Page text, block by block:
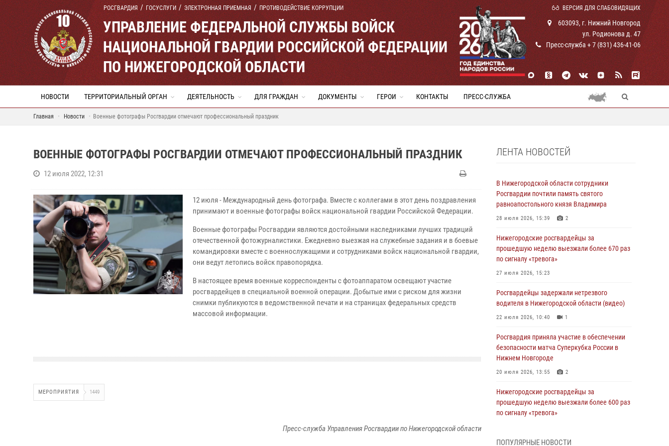
РОСГВАРДИЯ ГОСУСЛУГИ ЭЛЕКТРОННАЯ ПРИЕМНАЯ ПРОТИВОДЕЙСТВИЕ КОРРУПЦИИ ВЕРСИЯ ДЛЯ СЛАБОВИДЯЩИХ
УПРАВЛЕНИЕ ФЕДЕРАЛЬНОЙ СЛУЖБЫ ВОЙСК
НАЦИОНАЛЬНОЙ ГВАРДИИ РОССИЙСКОЙ ФЕДЕРАЦИИ
ПО НИЖЕГОРОДСКОЙ ОБЛАСТИ
603093, г. Нижний Новгород
ул. Родионова д. 47
Пресс-служба + 7 (831) 436-41-06
НОВОСТИ ТЕРРИТОРИАЛЬНЫЙ ОРГАН ДЕЯТЕЛЬНОСТЬ ДЛЯ ГРАЖДАН ДОКУМЕНТЫ ГЕРОИ КОНТАКТЫ ПРЕСС-СЛУЖБА
Главная Новости Военные фотографы Росгвардии отмечают профессиональный праздник
ВОЕННЫЕ ФОТОГРАФЫ РОСГВАРДИИ ОТМЕЧАЮТ ПРОФЕССИОНАЛЬНЫЙ ПРАЗДНИК
12 июля 2022, 12:31
12 июля - Международный день фотографа. Вместе с коллегами в этот день поздравления
принимают и военные фотографы войск национальной гвардии Российской Федерации.
Военные фотографы Росгвардии являются достойными наследниками лучших традиций
отечественной фотожурналистики. Ежедневно выезжая на служебные задания и в боевые
командировки вместе с военнослужащими и сотрудниками войск национальной гвардии,
они ведут летопись войск правопорядка.
В настоящее время военные корреспонденты с фотоаппаратом освещают участие
росгвардейцев в специальной военной операции. Добытые ими с риском для жизни
снимки публикуются в ведомственной печати и на страницах федеральных средств
массовой информации.
МЕРОПРИЯТИЯ 1449
Пресс-служба Управления Росгвардии по Нижегородской области
ЛЕНТА НОВОСТЕЙ
В Нижегородской области сотрудники
Росгвардии почтили память святого
равноапостольного князя Владимира
28 июля 2026, 15:39 2
Нижегородские росгвардейцы за
прошедшую неделю выезжали более 670 раз
по сигналу «тревога»
27 июля 2026, 15:23
Росгвардейцы задержали нетрезвого
водителя в Нижегородской области (видео)
22 июля 2026, 10:40 1
Росгвардия приняла участие в обеспечении
безопасности матча Суперкубка России в
Нижнем Новгороде
20 июля 2026, 13:55 2
Нижегородские росгвардейцы за
прошедшую неделю выезжали более 600 раз
по сигналу «тревога»
ПОПУЛЯРНЫЕ НОВОСТИ